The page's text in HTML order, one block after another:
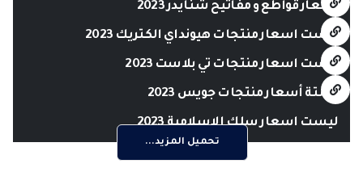
اسعار قواطع و مفاتيح شنايدر 2023
ليست اسعار منتجات هيونداي الكتريك 2023
ليست اسعار منتجات تي بلاست 2023
لستة أسعار منتجات جويس 2023
ليست اسعار سلك الاسلامية 2023
تحميل المزيد...